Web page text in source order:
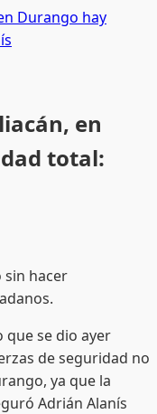
Durango hay
en
total:
sin hacer
que se dio ayer
de seguridad no
ya que la
Adrián Alanís